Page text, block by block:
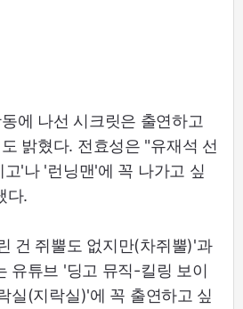
에 나선 시크릿은 출연하고
밝혔다. 전효성은 "유재석 선
'나 '런닝맨'에 꼭 나가고 싶
다.
건 쥐뿔도 없지만(차쥐뿔)'과
유튜브 '딩고 뮤직-킬링 보이
실(지락실)'에 꼭 출연하고 싶